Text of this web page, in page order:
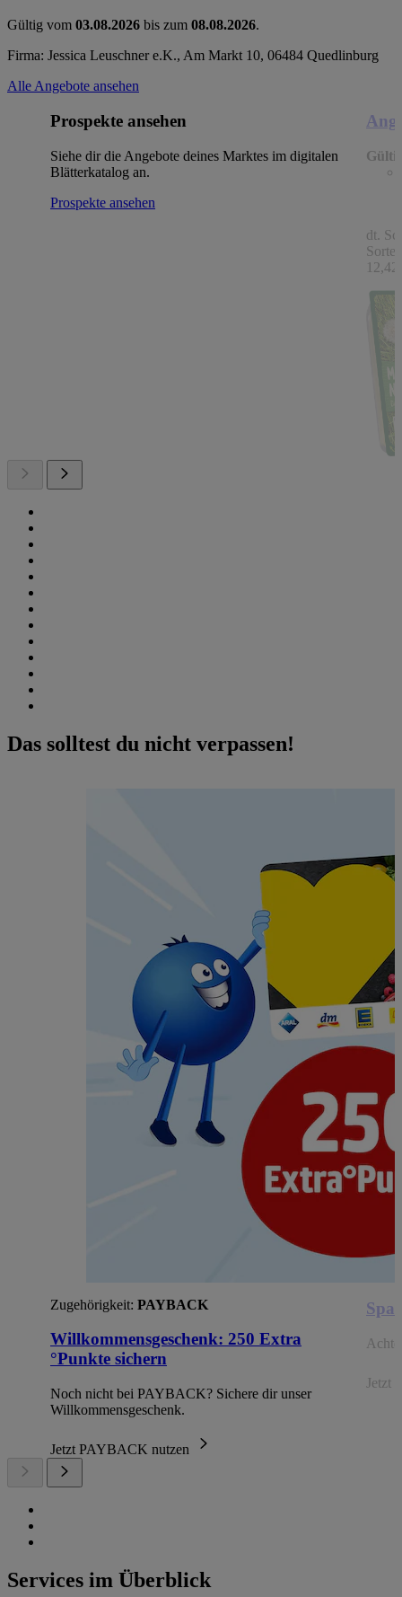
Gültig vom 03.08.2026 bis zum 08.08.2026.
Firma: Jessica Leuschner e.K., Am Markt 10, 06484 Quedlinburg
Alle Angebote ansehen
Prospekte ansehen
Siehe dir die Angebote deines Marktes im digitalen
Blätterkatalog an.
Prospekte ansehen
dt.
Das solltest du nicht verpassen!
Zugehörigkeit: PAYBACK
Willkommensgeschenk: 250 Extra
°Punkte sichern
Noch nicht bei PAYBACK? Sichere dir unser
Willkommensgeschenk.
Jetzt PAYBACK nutzen
Jetzt
Services im Überblick